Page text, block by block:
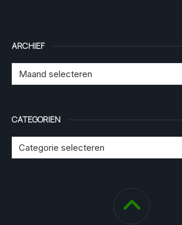
ARCHIEF
CATEGORIEN